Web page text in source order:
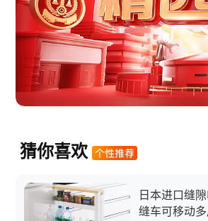
4月淘宝重要新规速递
猜你喜欢
日本进口缝
缝车可移动